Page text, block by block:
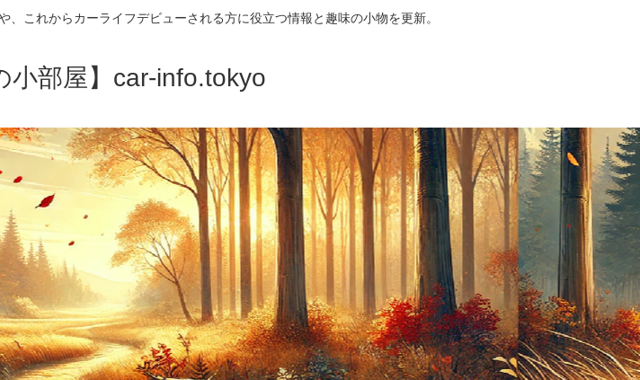
これからカーライフデビューされる方に役立つ情報と趣味の小物を更新。
小部屋】car-info.tokyo